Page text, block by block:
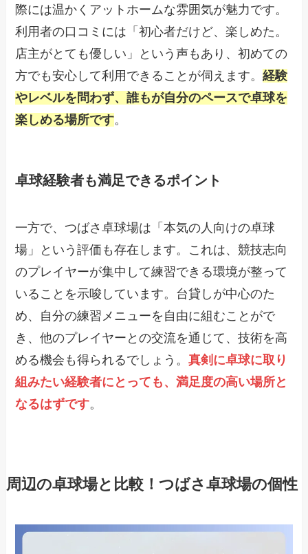
際には温かくアットホームな雰囲気が魅力です。
利用者の口コミには「初心者だけど、楽しめた。
店主がとても優しい」という声もあり、初めての
方でも安心して利用できることが伺えます。経験
やレベルを問わず、誰もが自分のペースで卓球を
楽しめる場所です。
卓球経験者も満足できるポイント
一方で、つばさ卓球場は「本気の人向けの卓球
場」という評価も存在します。これは、競技志向
のプレイヤーが集中して練習できる環境が整って
いることを示唆しています。台貸しが中心のた
め、自分の練習メニューを自由に組むことがで
き、他のプレイヤーとの交流を通じて、技術を高
める機会も得られるでしょう。真剣に卓球に取り
組みたい経験者にとっても、満足度の高い場所と
なるはずです。
周辺の卓球場と比較！つばさ卓球場の個性